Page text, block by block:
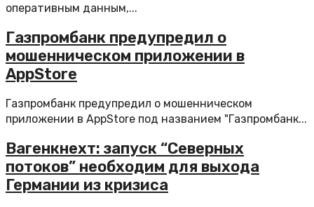
оперативным данным,...
Газпромбанк предупредил о
мошенническом приложении в
AppStore
Газпромбанк предупредил о мошенническом
приложении в AppStore под названием "Газпромбанк...
Вагенкнехт: запуск “Северных
потоков” необходим для выхода
Германии из кризиса